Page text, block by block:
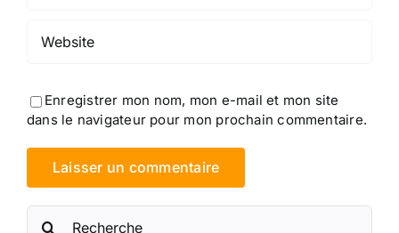
Enregistrer mon nom, mon e-mail et mon site
dans le navigateur pour mon prochain commentaire.